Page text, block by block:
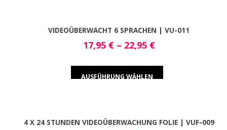
VIDEOÜBERWACHT 6 SPRACHEN | VU-011
17,95 €– 22,95 €
AUSFÜHRUNG WÄHLEN
4 X 24 STUNDEN VIDEOÜBERWACHUNG FOLIE | VUF-009